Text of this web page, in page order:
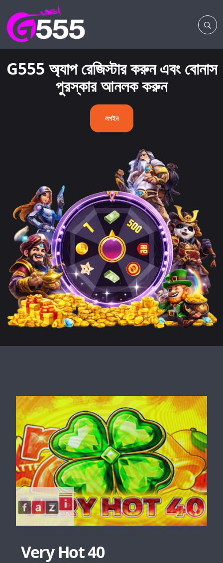
G555 অ্যাপ রেজিস্টার করুন এবং বোনাস
পুরস্কার আনলক করুন
লগইন
Very Hot 40